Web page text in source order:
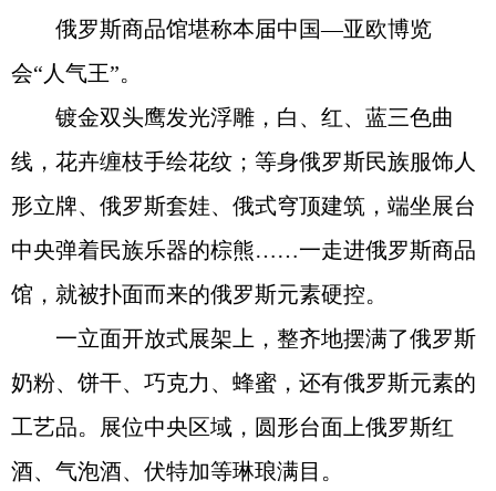
俄罗斯商品馆堪称本届中国—亚欧博览
会“人气王”。
镀金双头鹰发光浮雕，白、红、蓝三色曲
线，花卉缠枝手绘花纹；等身俄罗斯民族服饰人
形立牌、俄罗斯套娃、俄式穹顶建筑，端坐展台
中央弹着民族乐器的棕熊……一走进俄罗斯商品
馆，就被扑面而来的俄罗斯元素硬控。
一立面开放式展架上，整齐地摆满了俄罗斯
奶粉、饼干、巧克力、蜂蜜，还有俄罗斯元素的
工艺品。展位中央区域，圆形台面上俄罗斯红
酒、气泡酒、伏特加等琳琅满目。